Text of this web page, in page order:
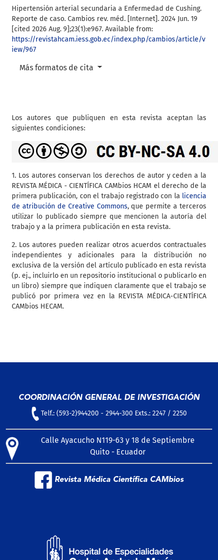
Hipertensión arterial secundaria a Enfermedad de Cushing.
Reporte de caso. Cambios rev. méd. [Internet]. 2024 Jun. 19
[cited 2026 Aug. 9];23(1):e967. Available from:
https://revistahcam.iess.gob.ec/index.php/cambios/article/v
iew/967
Más formatos de cita
Los autores que publiquen en esta revista aceptan las
siguientes condiciones:
1. Los autores conservan los derechos de autor y ceden a la
REVISTA MÉDICA - CIENTÍFICA CAMbios HCAM el derecho de la
primera publicación, con el trabajo registrado con la licencia
de atribución de Creative Commons, que permite a terceros
utilizar lo publicado siempre que mencionen la autoría del
trabajo y a la primera publicación en esta revista.
2. Los autores pueden realizar otros acuerdos contractuales
independientes y adicionales para la distribución no
exclusiva de la versión del artículo publicado en esta revista
(p. ej., incluirlo en un repositorio institucional o publicarlo en
un libro) siempre que indiquen claramente que el trabajo se
publicó por primera vez en la REVISTA MÉDICA-CIENTÍFICA
CAMbios HECAM.
COORDINACIÓN GENERAL DE INVESTIGACIÓN
Telf.: (593-2)944200 - 2944-300 Exts.: 2247 / 2250
Calle Ayacucho N119-63 y 18 de Septiembre
Quito - Ecuador
Revista Médica Científica CAMbios